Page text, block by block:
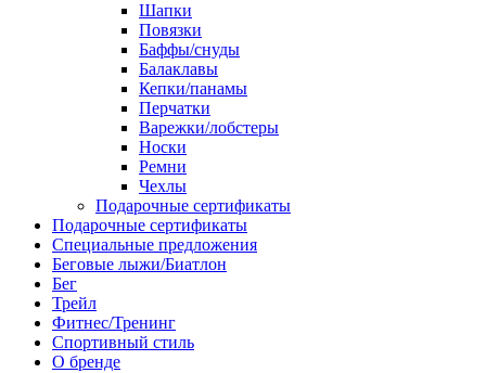
Шапки
Повязки
Баффы/снуды
Балаклавы
Кепки/панамы
Перчатки
Варежки/лобстеры
Носки
Ремни
Чехлы
Подарочные сертификаты
Подарочные сертификаты
Специальные предложения
Беговые лыжи/Биатлон
Бег
Трейл
Фитнес/Тренинг
Спортивный стиль
О бренде